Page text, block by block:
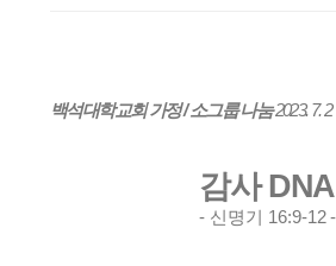
백석대학교회 가정/소그룹 나눔2023. 7.2
감사DNA
- 신명기 16:9-12-